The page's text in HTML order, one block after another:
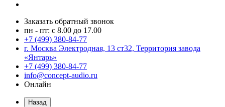
Заказать обратный звонок
пн - пт: с 8.00 до 17.00
+7 (499) 380-84-77
г. Москва Электродная, 13 ст32, Территория завода
«Янтарь»
+7 (499) 380-84-77
info@concept-audio.ru
Онлайн
Назад